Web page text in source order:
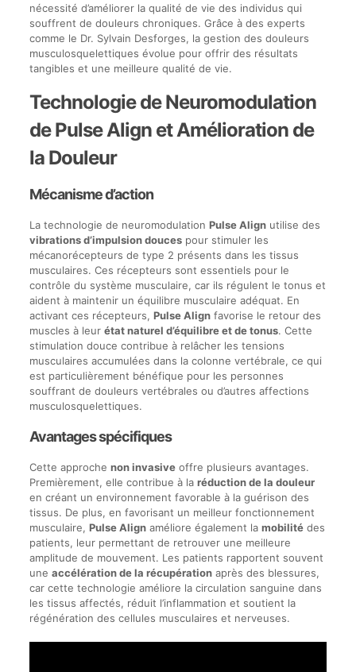
nécessité d’améliorer la qualité de vie des individus qui
souffrent de douleurs chroniques. Grâce à des experts
comme le Dr. Sylvain Desforges, la gestion des douleurs
musculosquelettiques évolue pour offrir des résultats
tangibles et une meilleure qualité de vie.
Technologie de Neuromodulation
de Pulse Align et Amélioration de
la Douleur
Mécanisme d’action
La technologie de neuromodulation Pulse Alignutilise des
vibrations d’impulsion doucespour stimuler les
mécanorécepteurs de type 2 présents dans les tissus
musculaires. Ces récepteurs sont essentiels pour le
contrôle du système musculaire, car ils régulent le tonus et
aident à maintenir un équilibre musculaire adéquat. En
activant ces récepteurs, Pulse Alignfavorise le retour des
muscles à leur état naturel d’équilibre et de tonus. Cette
stimulation douce contribue à relâcher les tensions
musculaires accumulées dans la colonne vertébrale, ce qui
est particulièrement bénéfique pour les personnes
souffrant de douleurs vertébrales ou d’autres affections
musculosquelettiques.
Avantages spécifiques
Cette approche non invasiveoffre plusieurs avantages.
Premièrement, elle contribue à la réduction de la douleur
en créant un environnement favorable à la guérison des
tissus. De plus, en favorisant un meilleur fonctionnement
musculaire, Pulse Alignaméliore également la mobilitédes
patients, leur permettant de retrouver une meilleure
amplitude de mouvement. Les patients rapportent souvent
une accélération de la récupérationaprès des blessures,
car cette technologie améliore la circulation sanguine dans
les tissus affectés, réduit l’inflammation et soutient la
régénération des cellules musculaires et nerveuses.